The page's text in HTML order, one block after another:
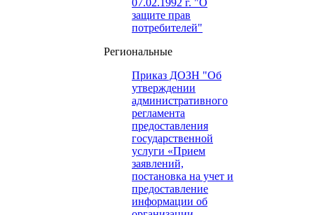
07.02.1992 г. "О
защите прав
потребителей"
Региональные
Приказ ДОЗН "Об
утверждении
административного
регламента
предоставления
государственной
услуги «Прием
заявлений,
постановка на учет и
предоставление
информации об